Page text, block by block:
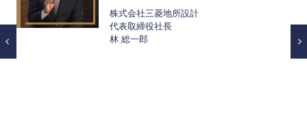
株式会社三菱地所設計
代表取締役社長
林 総一郎